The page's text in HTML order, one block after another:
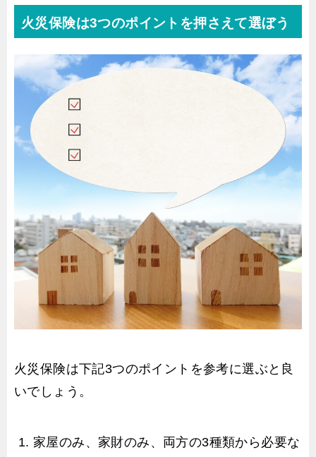
火災保険は3つのポイントを押さえて選ぼう
火災保険は下記3つのポイントを参考に選ぶと良
いでしょう。
家屋のみ、家財のみ、両方の3種類から必要な